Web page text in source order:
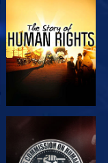
観る
観る